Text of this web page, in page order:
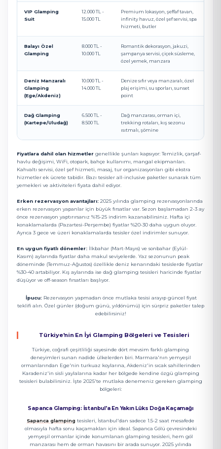
VIP Glamping
Suit
12.000 TL -
15.000 TL
Premium lokasyon, şeffaf tavan,
infinity havuz, özel şef servisi, spa
hizmeti, butler
Balayı Özel
Glamping
8.000 TL -
10.000 TL
Romantik dekorasyon, jakuzi,
şampanya servisi, çiçek süsleme,
özel yemek, manzara
Deniz Manzaralı
Glamping
(Ege/Akdeniz)
10.000 TL -
14.000 TL
Denize sıfır veya manzaralı, özel
plaj erişimi, su sporları, sunset
point
Dağ Glamping
(Kartepe/Uludağ)
6.500 TL -
8.500 TL
Dağ manzarası, orman içi,
trekking rotaları, kış sezonu
ısıtmalı, şömine
Fiyatlara dahil olan hizmetler genellikle şunları kapsıyor: Temizlik, çarşaf-
havlu değişimi, WiFi, otopark, bahçe kullanımı, mangal ekipmanları.
Kahvaltı servisi, özel şef hizmeti, masaj, tur organizasyonları gibi ekstra
hizmetler ek ücrete tabidir. Bazı tesisler all-inclusive paketler sunarak tüm
yemekleri ve aktiviteleri fiyata dahil ediyor.
Erken rezervasyon avantajları: 2025 yılında glamping rezervasyonlarında
erken rezervasyon yapanlar için büyük fırsatlar var. Sezon başlamadan 2-3 ay
önce rezervasyon yaptırırsanız %15-25 indirim kazanabilirsiniz. Hafta içi
konaklamalarda (Pazartesi-Perşembe) fiyatlar %20-30 daha uygun oluyor.
Ayrıca 3 gece ve üzeri konaklamalarda tesisler özel indirimler sunuyor.
En uygun fiyatlı dönemler: İlkbahar (Mart-Mayıs) ve sonbahar (Eylül-
Kasım) aylarında fiyatlar daha makul seviyelerde. Yaz sezonunun peak
döneminde (Temmuz-Ağustos) özellikle deniz kenarındaki tesislerde fiyatlar
%30-40 artabiliyor. Kış aylarında ise dağ glamping tesisleri haricinde fiyatlar
düşüyor ve off-season fırsatları başlıyor.
İpucu: Rezervasyon yapmadan önce mutlaka tesisi arayıp güncel fiyat
teklifi alın. Özel günler (doğum günü, yıldönümü) için sürpriz paketler talep
edebilirsiniz!
Türkiye'nin En İyi Glamping Bölgeleri ve Tesisleri
Türkiye, coğrafi çeşitliliği sayesinde dört mevsim farklı glamping
deneyimleri sunan nadide ülkelerden biri. Marmara'nın yemyeşil
ormanlarından Ege'nin turkuaz koylarına, Akdeniz'in sıcak sahillerinden
Karadeniz'in sisli yaylalarına kadar her bölgede kendine özgü glamping
tesisleri bulabilirsiniz. İşte 2025'te mutlaka denemeniz gereken glamping
bölgeleri:
Sapanca Glamping: İstanbul'a En Yakın Lüks Doğa Kaçamağı
Sapanca glamping tesisleri, İstanbul'dan sadece 1.5-2 saat mesafede
olmasıyla hafta sonu kaçamakları için ideal. Sapanca Gölü çevresindeki
yemyeşil ormanlar içinde konumlanan glamping tesisleri, hem göl
manzarası hem de orman havasını bir arada sunuyor. 2025 yılında